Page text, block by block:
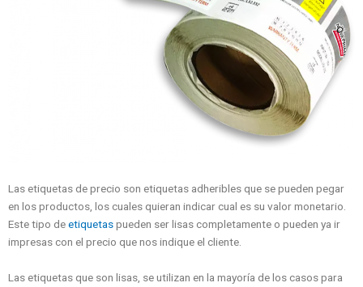
Las etiquetas de precio son etiquetas adheribles que se pueden pegar
en los productos, los cuales quieran indicar cual es su valor monetario.
Este tipo deetiquetaspueden ser lisas completamente o pueden ya ir
impresas con el precio que nos indique el cliente.
Las etiquetas que son lisas, se utilizan en la mayoría de los casos para